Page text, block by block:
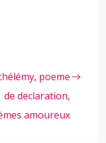
poeme
de declaration,
amoureux